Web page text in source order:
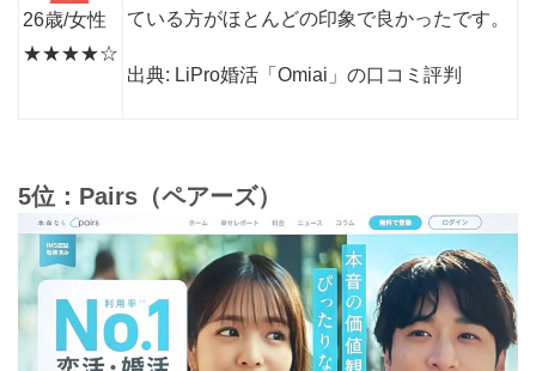
26歳/女性
★★★★☆
ている方がほとんどの印象で良かったです。
出典: LiPro婚活「Omiai」の口コミ評判
5位：Pairs（ペアーズ）